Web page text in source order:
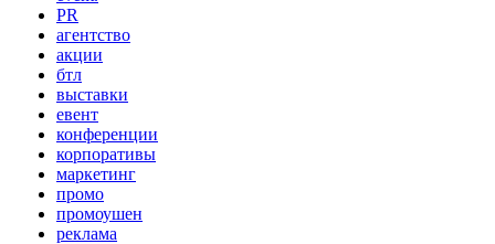
PR
агентство
акции
бтл
выставки
евент
конференции
корпоративы
маркетинг
промо
промоушен
реклама